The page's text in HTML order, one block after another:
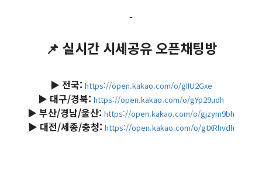
-
📌 실시간 시세공유 오픈채팅방
▶️ 전국: https://open.kakao.com/o/gIIU2Gxe
▶️ 대구/경북: https://open.kakao.com/o/gYp29udh
▶️ 부산/경남/울산: https://open.kakao.com/o/gjzym9bh
▶️ 대전/세종/충청: https://open.kakao.com/o/gtXRhvdh